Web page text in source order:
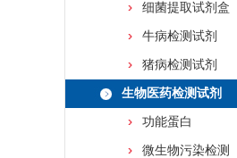
细菌提取试剂盒
牛病检测试剂
猪病检测试剂
生物医药检测试剂
功能蛋白
微生物污染检测